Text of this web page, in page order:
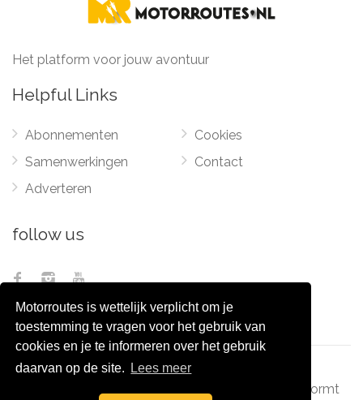
Motorroutes is wettelijk verplicht om je
toestemming te vragen voor het gebruik van
cookies en je te informeren over het gebruik
daarvan op de site.
Lees meer
Het platform voor jouw avontuur
Helpful Links
Abonnementen
Samenwerkingen
Adverteren
Cookies
Contact
follow us
vormt